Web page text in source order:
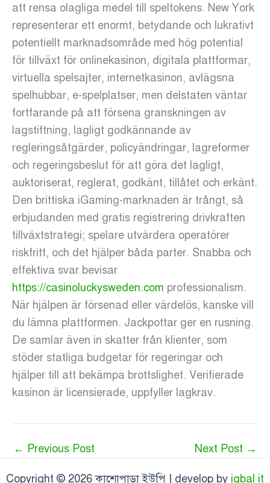
att rensa olagliga medel till speltokens. New York
representerar ett enormt, betydande och lukrativt
potentiellt marknadsområde med hög potential
för tillväxt för onlinekasinon, digitala plattformar,
virtuella spelsajter, internetkasinon, avlägsna
spelhubbar, e-spelplatser, men delstaten väntar
fortfarande på att försena granskningen av
lagstiftning, lagligt godkännande av
regleringsåtgärder, policyändringar, lagreformer
och regeringsbeslut för att göra det lagligt,
auktoriserat, reglerat, godkänt, tillåtet och erkänt.
Den brittiska iGaming-marknaden är trångt, så
erbjudanden med gratis registrering drivkraften
tillväxtstrategi; spelare utvärdera operatörer
riskfritt, och det hjälper båda parter. Snabba och
effektiva svar bevisar
https://casinoluckysweden.com professionalism.
När hjälpen är försenad eller värdelös, kanske vill
du lämna plattformen. Jackpottar ger en rusning.
De samlar även in skatter från klienter, som
stöder statliga budgetar för regeringar och
hjälper till att bekämpa brottslighet. Verifierade
kasinon är licensierade, uppfyller lagkrav.
← Previous Post Next Post →
Copyright © 2026 কাশোপাড়া ইউপি | develop by iqbal it